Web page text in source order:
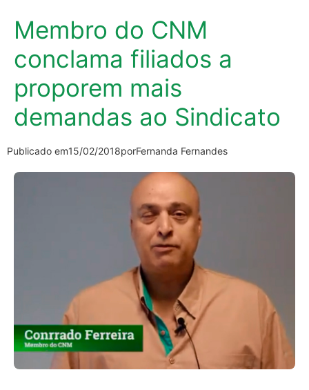
Membro do CNM
conclama filiados a
proporem mais
demandas ao Sindicato
Publicado em15/02/2018porFernanda Fernandes